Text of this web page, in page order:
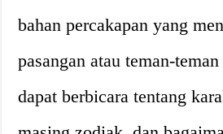
bahan percakapan yang
pasangan atau teman-
dapat berbicara tentang